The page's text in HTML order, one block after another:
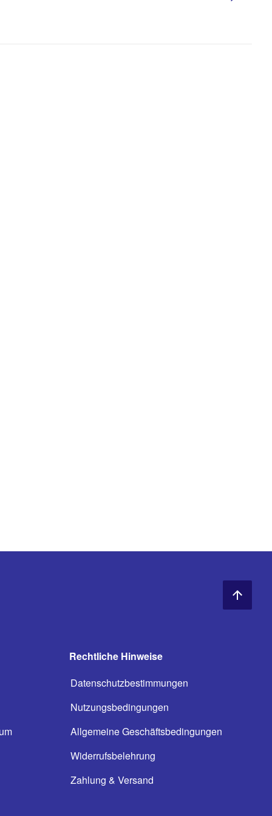
Rechtliche Hinweise
Datenschutzbestimmungen
Nutzungsbedingungen
Allgemeine Geschäftsbedingungen
Widerrufsbelehrung
Zahlung & Versand